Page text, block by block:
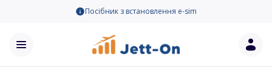
Посібник з встановлення e-sim